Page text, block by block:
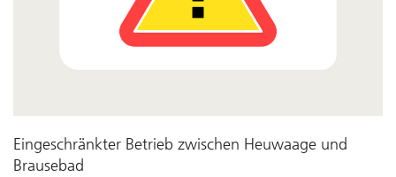
Eingeschränkter Betrieb zwischen Heuwaage und
Brausebad